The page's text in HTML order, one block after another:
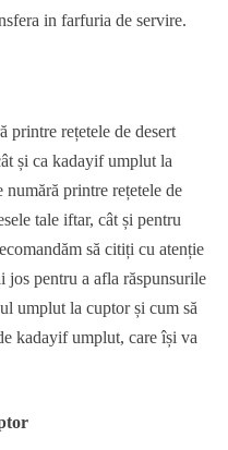
in farfuria de servire.
printre rețetele de desert
și ca kadayif umplut la
printre rețetele de
tale iftar, cât și pentru
să citiți cu atenție
pentru a afla răspunsurile
umplut la cuptor și cum să
kadayif umplut, care își va